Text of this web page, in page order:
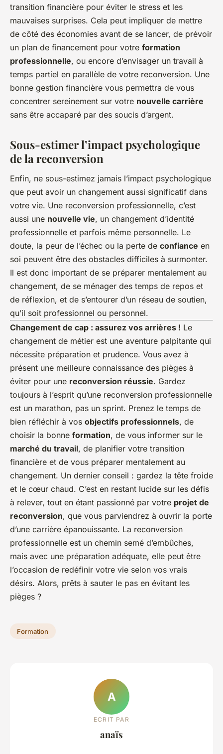
transition financière pour éviter le stress et les
mauvaises surprises. Cela peut impliquer de mettre
de côté des économies avant de se lancer, de prévoir
un plan de financement pour votre formation
professionnelle, ou encore d’envisager un travail à
temps partiel en parallèle de votre reconversion. Une
bonne gestion financière vous permettra de vous
concentrer sereinement sur votre nouvelle carrière
sans être accaparé par des soucis d’argent.
Sous-estimer l’impact psychologique
de la reconversion
Enfin, ne sous-estimez jamais l’impact psychologique
que peut avoir un changement aussi significatif dans
votre vie. Une reconversion professionnelle, c’est
aussi une nouvelle vie, un changement d’identité
professionnelle et parfois même personnelle. Le
doute, la peur de l’échec ou la perte de confiance en
soi peuvent être des obstacles difficiles à surmonter.
Il est donc important de se préparer mentalement au
changement, de se ménager des temps de repos et
de réflexion, et de s’entourer d’un réseau de soutien,
qu’il soit professionnel ou personnel.
Changement de cap : assurez vos arrières ! Le
changement de métier est une aventure palpitante qui
nécessite préparation et prudence. Vous avez à
présent une meilleure connaissance des pièges à
éviter pour une reconversion réussie. Gardez
toujours à l’esprit qu’une reconversion professionnelle
est un marathon, pas un sprint. Prenez le temps de
bien réfléchir à vos objectifs professionnels, de
choisir la bonne formation, de vous informer sur le
marché du travail, de planifier votre transition
financière et de vous préparer mentalement au
changement. Un dernier conseil : gardez la tête froide
et le cœur chaud. C’est en restant lucide sur les défis
à relever, tout en étant passionné par votre projet de
reconversion, que vous parviendrez à ouvrir la porte
d’une carrière épanouissante. La reconversion
professionnelle est un chemin semé d’embûches,
mais avec une préparation adéquate, elle peut être
l’occasion de redéfinir votre vie selon vos vrais
désirs. Alors, prêts à sauter le pas en évitant les
pièges ?
Formation
A
ECRIT PAR
anaïs